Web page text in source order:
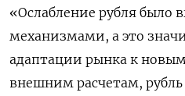
«Ослабление рубля
механизмами, а это
адаптации рынка к
внешним расчетам,